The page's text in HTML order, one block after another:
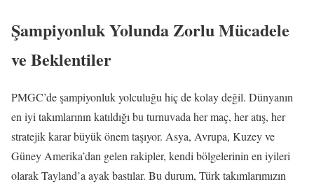
Şampiyonluk Yolunda Zorlu Mücadele
ve Beklentiler
PMGC’de şampiyonluk yolculuğu hiç de kolay değil. Dünyanın
en iyi takımlarının katıldığı bu turnuvada her maç, her atış, her
stratejik karar büyük önem taşıyor. Asya, Avrupa, Kuzey ve
Güney Amerika’dan gelen rakipler, kendi bölgelerinin en iyileri
olarak Tayland’a ayak bastılar. Bu durum, Türk takımlarımızın